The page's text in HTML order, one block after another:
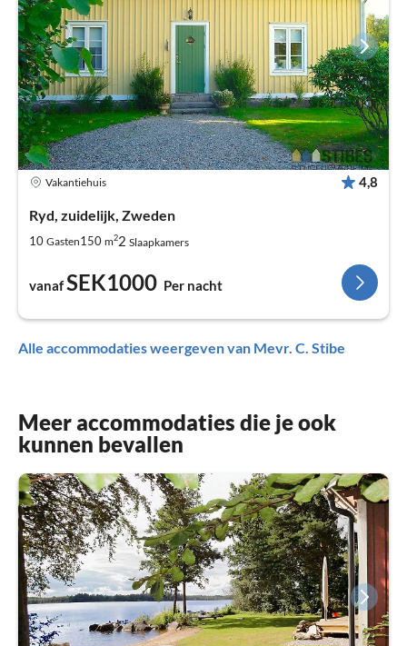
Vakantiehuis 4,8
Ryd, zuidelijk, Zweden
10 Gasten150 m22 Slaapkamers
vanafSEK1000 Per nacht
Alle accommodaties weergeven van Mevr. C. Stibe
Meer accommodaties die je ook
kunnen bevallen